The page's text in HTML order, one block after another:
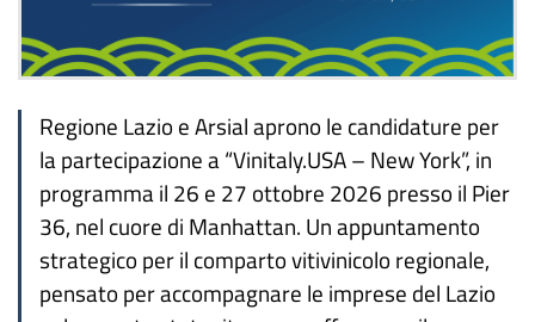
Regione Lazio e Arsial aprono le candidature per
la partecipazione a “Vinitaly.USA – New York”, in
programma il 26 e 27 ottobre 2026 presso il Pier
36, nel cuore di Manhattan. Un appuntamento
strategico per il comparto vitivinicolo regionale,
pensato per accompagnare le imprese del Lazio